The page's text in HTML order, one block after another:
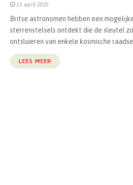
13 april 2025
Britse astronomen hebben een
sterrenstelsels ontdekt die de sleutel
ontsluieren van enkele kosmische
LEES MEER